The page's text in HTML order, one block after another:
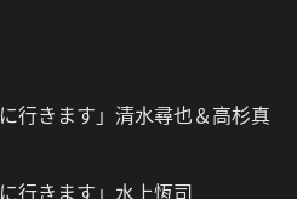
行きます」清水尋也＆高杉真
行きます」水上恆司